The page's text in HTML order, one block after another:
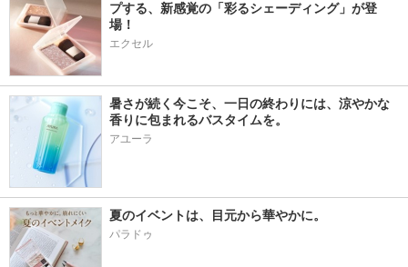
プする、新感覚の「彩るシェーディング」が登
場！
エクセル
暑さが続く今こそ、一日の終わりには、涼やかな
香りに包まれるバスタイムを。
アユーラ
夏のイベントは、目元から華やかに。
パラドゥ